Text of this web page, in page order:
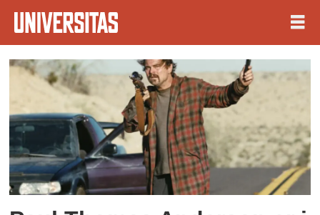
Tag:
sean
penn